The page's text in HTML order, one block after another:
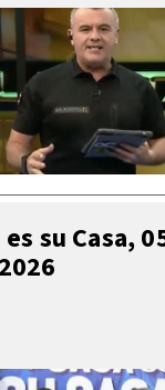
es su Casa,